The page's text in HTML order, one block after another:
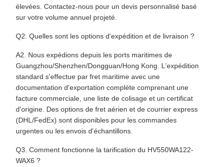
élevées. Contactez-nous pour un devis personnalisé basé
sur votre volume annuel projeté.
Q2. Quelles sont les options d'expédition et de livraison ?
A2. Nous expédions depuis les ports maritimes de
Guangzhou/Shenzhen/Dongguan/Hong Kong. L'expédition
standard s'effectue par fret maritime avec une
documentation d'exportation complète comprenant une
facture commerciale, une liste de colisage et un certificat
d'origine. Des options de fret aérien et de courrier express
(DHL/FedEx) sont disponibles pour les commandes
urgentes ou les envois d'échantillons.
Q3. Comment fonctionne la tarification du HV550WA122-
WAX6 ?